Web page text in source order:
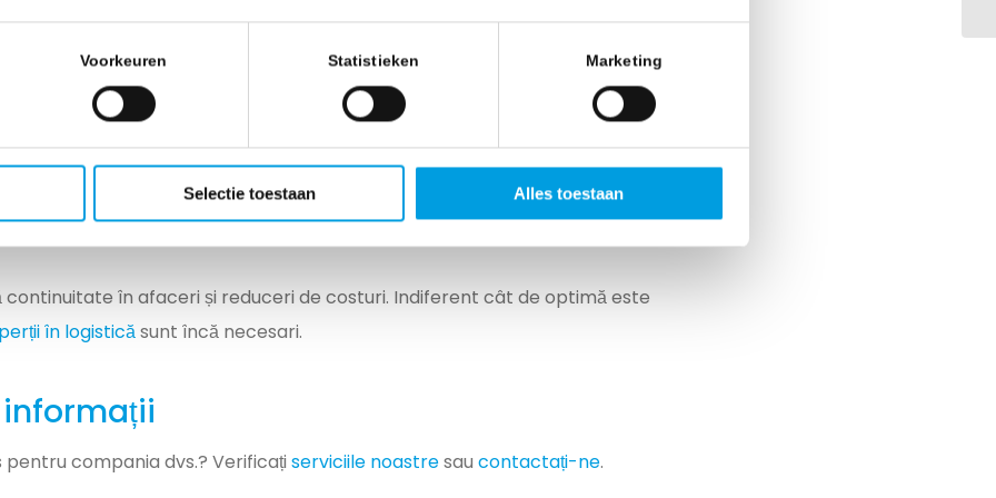
Voorkeuren Statistieken Marketing
Selectie toestaan Alles toestaan
modificări de program, localizare și urmărire (Track&Trace). Iată câteva
procesăm anual:
în mailbox
tip Track&Trace
programate
continuitate în afaceri și reduceri de costuri. Indiferent cât de optimă este
în logisticăsunt încă necesari.
compania dvs.? Verificați serviciile noastresau contactați-ne.